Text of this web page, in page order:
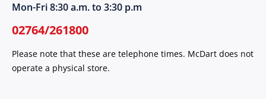
Mon-Fri 8:30 a.m. to 3:30 p.m
02764/261800
Please note that these are telephone times. McDart does not
operate a physical store.